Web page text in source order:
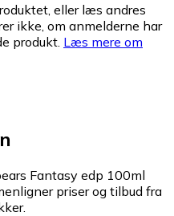
eller læs andres
ikke, om anmelderne har
produkt. Læs mere om
Fantasy edp 100ml
priser og tilbud fra